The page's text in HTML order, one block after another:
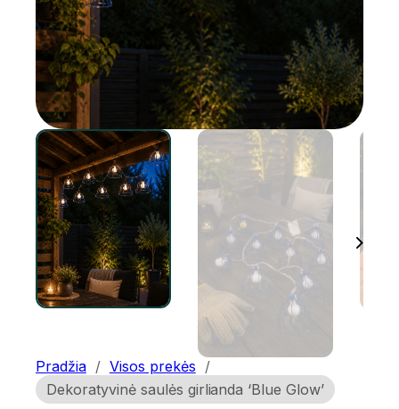
Pradžia / Visos prekės /
Dekoratyvinė saulės girlianda ‘Blue Glow’